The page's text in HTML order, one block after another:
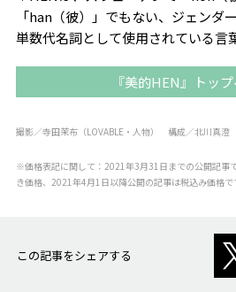
「han（彼）」でもない、ジェンダ
単数代名詞として使用されている言
『美的HEN』トッ
撮影／寺田茉布（LOVABLE・人物） 構成／北川真澄
※価格表記に関して：2021年3月31日までの公開記事
き価格、2021年4月1日以降公開の記事は税込み価格で
この記事をシェアする